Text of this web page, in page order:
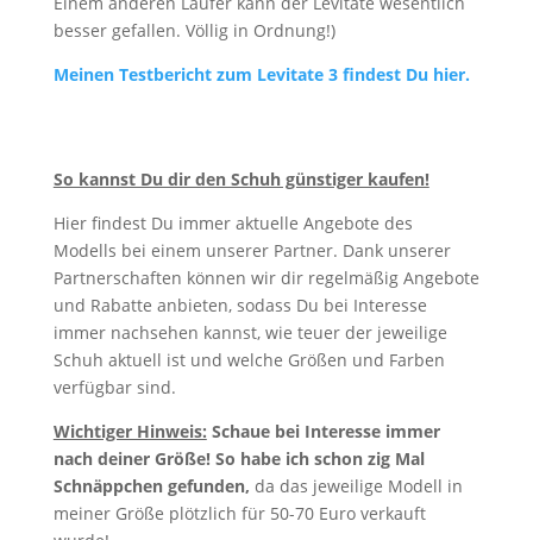
besser gefallen. Völlig in Ordnung!)
Meinen Testbericht zum Levitate 3 findest Du hier.
So kannst Du dir den Schuh günstiger kaufen!
Hier findest Du immer aktuelle Angebote des
Modells bei einem unserer Partner. Dank unserer
Partnerschaften können wir dir regelmäßig Angebote
und Rabatte anbieten, sodass Du bei Interesse
immer nachsehen kannst, wie teuer der jeweilige
Schuh aktuell ist und welche Größen und Farben
verfügbar sind.
Wichtiger Hinweis: Schaue bei Interesse immer
nach deiner Größe! So habe ich schon zig Mal
Schnäppchen gefunden, da das jeweilige Modell in
meiner Größe plötzlich für 50-70 Euro verkauft